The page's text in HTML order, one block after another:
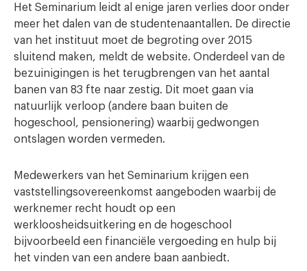
Het Seminarium leidt al enige jaren verlies door onder
meer het dalen van de studentenaantallen. De directie
van het instituut moet de begroting over 2015
sluitend maken, meldt de website. Onderdeel van de
bezuinigingen is het terugbrengen van het aantal
banen van 83 fte naar zestig. Dit moet gaan via
natuurlijk verloop (andere baan buiten de
hogeschool, pensionering) waarbij gedwongen
ontslagen worden vermeden.
Medewerkers van het Seminarium krijgen een
vaststellingsovereenkomst aangeboden waarbij de
werknemer recht houdt op een
werkloosheidsuitkering en de hogeschool
bijvoorbeeld een financiële vergoeding en hulp bij
het vinden van een andere baan aanbiedt.